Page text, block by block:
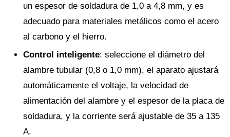
un espesor de soldadura de 1,0 a 4,8 mm, y es
adecuado para materiales metálicos como el acero
al carbono y el hierro.
Control inteligente: seleccione el diámetro del
alambre tubular (0,8 o 1,0 mm), el aparato ajustará
automáticamente el voltaje, la velocidad de
alimentación del alambre y el espesor de la placa de
soldadura, y la corriente será ajustable de 35 a 135
A.